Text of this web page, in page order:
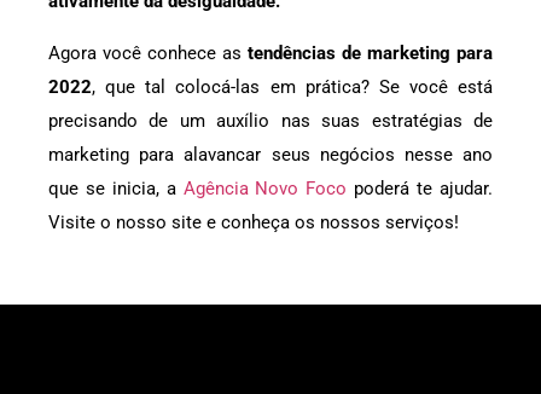
Agora você conhece as tendências de marketing para
2022, que tal colocá-las em prática? Se você está
precisando de um auxílio nas suas estratégias de
marketing para alavancar seus negócios nesse ano
que se inicia, a Agência Novo Foco poderá te ajudar.
Visite o nosso site e conheça os nossos serviços!